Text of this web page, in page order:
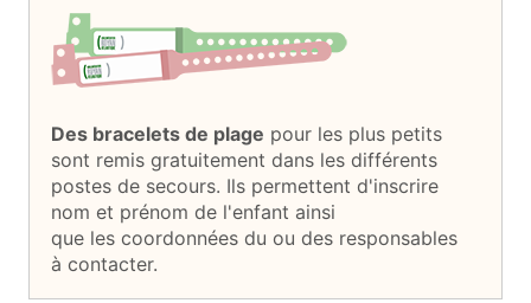
Des bracelets de plage pour les plus petits
sont remis gratuitement dans les différents
postes de secours. Ils permettent d'inscrire
nom et prénom de l'enfant ainsi
que les coordonnées du ou des responsables
à contacter.